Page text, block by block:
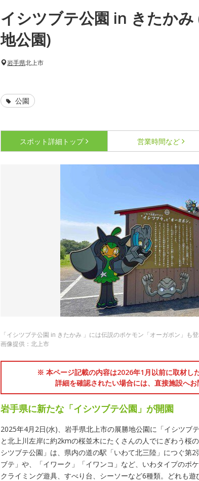
イシツブテ公園 in きたかみ
地公園)
岩手県北上市
公園
スポット詳細 トップ 営業時間など
「イシツブテ公園 in きたかみ 」には伝説のポケモン「オーガポン」も
画像提供：北上市
※ 本ページ記載の内容は2026年1月以前に取材し
詳細を確認されたい場合には、直接施設へお
岩手県に新たな「イシツブテ公園」が開園
2025年4月2日(水)、岩手県北上市の展勝地公園に「イシツブ
と北上川左岸に約2kmの桜並木にたくさんの人でにぎわう桜
シツブテ公園」は、県内の道の駅「いわて北三陸」につぐ第
ブテ」や、「イワーク」「イワンコ」など、いわタイプのポ
クライミング遊具、すべり台、シーソーなど6種類。どれも